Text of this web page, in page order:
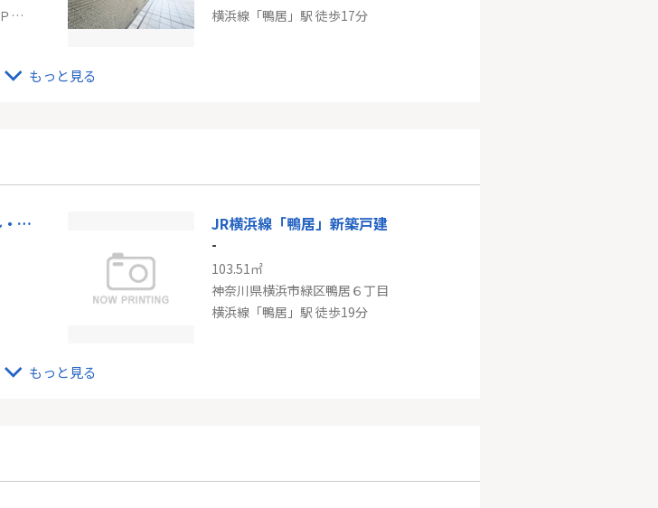
東急田園都市線「南町田グランベリーＰ」駅 徒歩10分
横浜線「鴨居」駅 徒歩17分
東急田園都市線「二子新地」新築戸建て もっと見る
JR横浜線「鴨居」マイキャッスル・ラルジュ鴨居
JR横浜線「鴨居」新築戸建
-
103.51㎡
神奈川県横浜市緑区鴨居６丁目
横浜線「鴨居」駅 徒歩19分
角住戸×ペット可！築浅レジデンス♪【クオス鴨居白山レジデンス】 もっと見る